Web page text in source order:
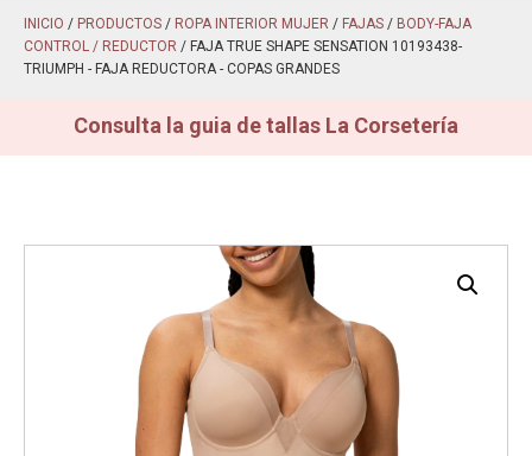
INICIO / PRODUCTOS / ROPA INTERIOR MUJER / FAJAS / BODY-FAJA
CONTROL / REDUCTOR / FAJA TRUE SHAPE SENSATION 10193438-
TRIUMPH - FAJA REDUCTORA - COPAS GRANDES
Consulta la guia de tallas La Corsetería